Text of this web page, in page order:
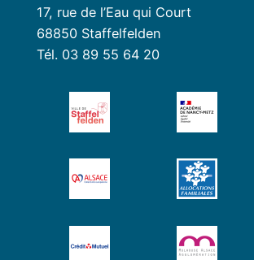
17, rue de l’Eau qui Court
68850 Staffelfelden
Tél. 03 89 55 64 20